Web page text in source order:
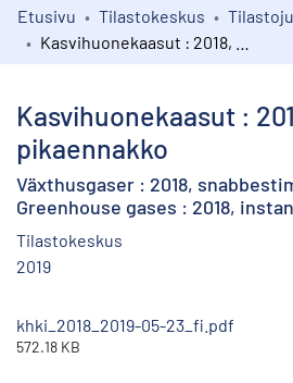
Kokoelmat
Etusivu Tilastokeskus
Kasvihuonekaasut :
pikaennakko
Växthusgaser : 2018,
Greenhouse gases : 2018,
Tilastokeskus
2019
khki_2018_2019-05-23_fi.pdf
572.18 KB